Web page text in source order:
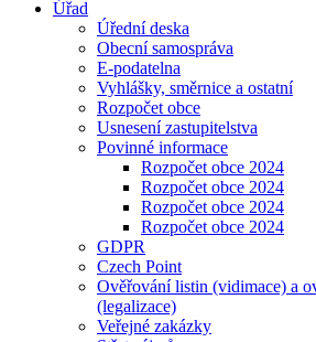
Úřad
Úřední deska
Obecní samospráva
E-podatelna
Vyhlášky, směrnice a ostatní
Rozpočet obce
Usnesení zastupitelstva
Povinné informace
Rozpočet obce 2024
Rozpočet obce 2024
Rozpočet obce 2024
Rozpočet obce 2024
GDPR
Czech Point
Ověřování listin (vidimace) a
(legalizace)
Veřejné zakázky